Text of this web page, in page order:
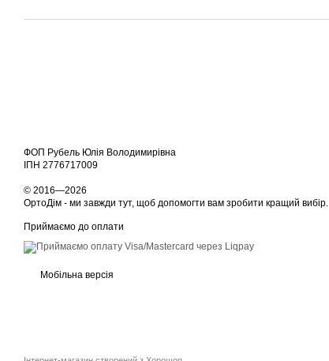
ФОП Рубель Юлія Володимирівна
ІПН 2776717009
© 2016—2026
ОртоДім - ми завжди тут, щоб допомогти вам зробити кращий вибір.
Приймаємо до оплати
Мобільна версія